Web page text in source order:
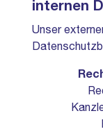
internen
Unser